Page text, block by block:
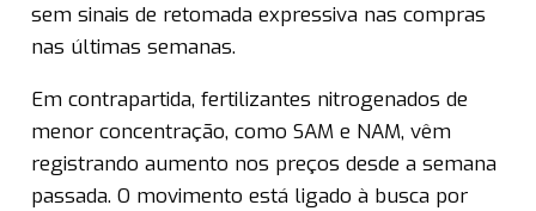
sem sinais de retomada expressiva nas compras
nas últimas semanas.
Em contrapartida, fertilizantes nitrogenados de
menor concentração, como SAM e NAM, vêm
registrando aumento nos preços desde a semana
passada. O movimento está ligado à busca por